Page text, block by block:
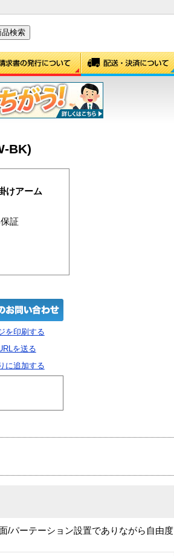
BK)
けアーム
証
を印刷する
を送る
に追加する
/パーテーション設置でありながら自由度